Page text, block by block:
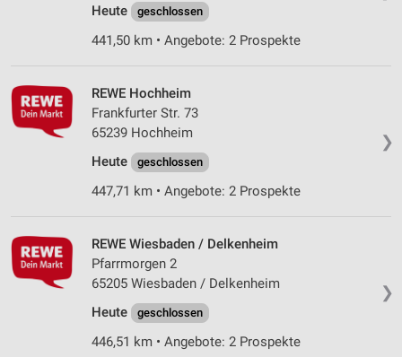
Heute geschlossen
441,50 km • Angebote: 2 Prospekte
❯
REWE Hochheim
Frankfurter Str. 73
65239 Hochheim
Heute
geschlossen
447,71 km • Angebote: 2 Prospekte
❯
REWE Wiesbaden / Delkenheim
Pfarrmorgen 2
65205 Wiesbaden / Delkenheim
Heute
geschlossen
446,51 km • Angebote: 2 Prospekte